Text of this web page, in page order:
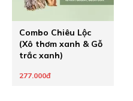
Combo Chiêu Lộc
(Xô thơm xanh & Gỗ
trắc xanh)
277.000đ